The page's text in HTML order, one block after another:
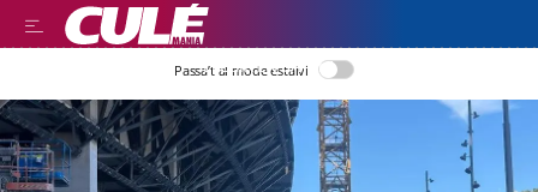
LLEGIR EN CATALÀ
Passa’t al mode estalvi